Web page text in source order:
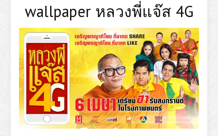
wallpaper หลวงพี่แจ๊ส 4G